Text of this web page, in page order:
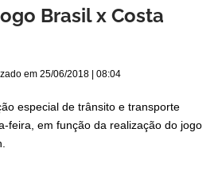
Brasil x Costa
em 25/06/2018 | 08:04
especial de trânsito e transporte
feira, em função da realização do jogo